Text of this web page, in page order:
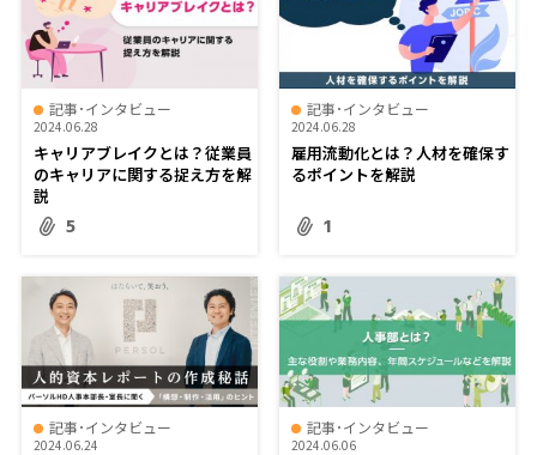
記事･インタビュー
2024.06.28
キャリアブレイクとは？従業員
のキャリアに関する捉え方を解
説
5
記事･インタビュー
2024.06.28
雇用流動化とは？人材を確保す
るポイントを解説
1
記事･インタビュー
2024.06.24
記事･インタビュー
2024.06.06